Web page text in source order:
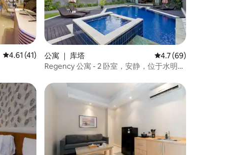
平均评分 4.61 分（满分 5 分），共 41 条评价
4.61 (41)
公寓 ｜ 库塔 平均评分 4.7 分（满
4.7 (69)
Regency 公寓 - 2 卧室，安静，位于水明漾